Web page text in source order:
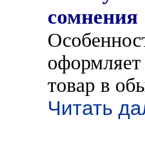
сомнения
оформляет
товар в
Читать